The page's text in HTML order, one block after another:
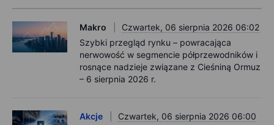
Makro
Czwartek, 06 sierpnia 2026 06:02
Szybki przegląd rynku – powracająca
nerwowość w segmencie półprzewodników i
rosnące nadzieje związane z Cieśniną Ormuz
– 6 sierpnia 2026 r.
Akcje Czwartek, 06 sierpnia 2026 06:00